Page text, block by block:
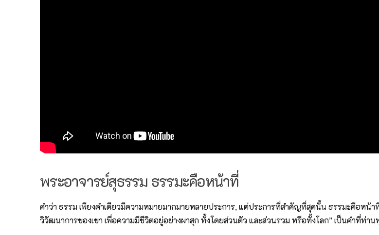
พระอาจารย์สุธรรม ธรรมะคือหน้าที่
คำว่า ธรรม เพียงคำเดียวมีความหมายมากมายหลายประการ, แต่ประการที่สำคัญที่สุดนั้น ธรรมะคือห
วิวัฒนาการของเขา เพื่อความมีชีวิตอยู่อย่างผาสุก ทั้งโดยส่วนตัว และส่วนรวม หรือทั้งโลก” เป็นคำที่ท่